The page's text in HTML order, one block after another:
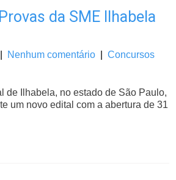
da SME Ilhabela
Nenhum comentário |Concursos
de Ilhabela, no estado de São Paulo,
um novo edital com a abertura de 31